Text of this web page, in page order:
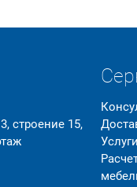
строение 15,